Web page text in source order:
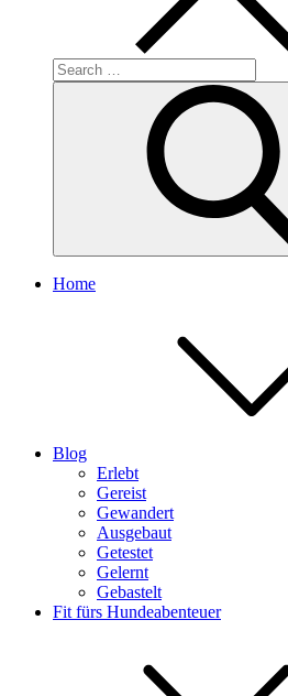
Search
for:
Home
Blog
Erlebt
Gereist
Gewandert
Ausgebaut
Getestet
Gelernt
Gebastelt
Fit fürs Hundeabenteuer